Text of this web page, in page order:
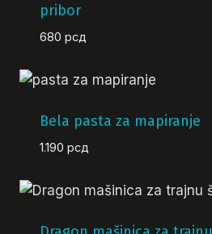
pribor
680 рсд
Bela pasta za mapiranje
1.190 рсд